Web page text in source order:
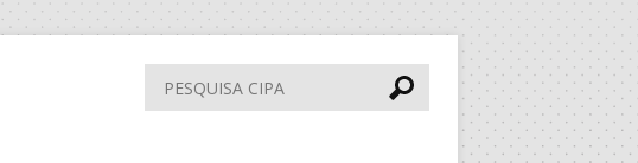
Pesquisa
CIPA